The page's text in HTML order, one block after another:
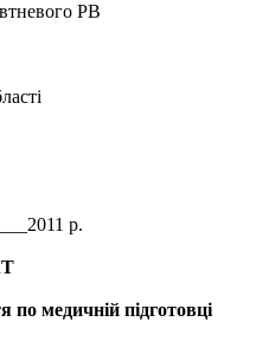
РВ
р.
по медичній підготовці